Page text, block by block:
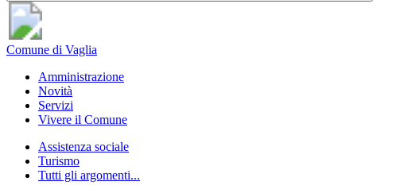
Comune di Vaglia
Amministrazione
Novità
Servizi
Vivere il Comune
Assistenza sociale
Turismo
Tutti gli argomenti...